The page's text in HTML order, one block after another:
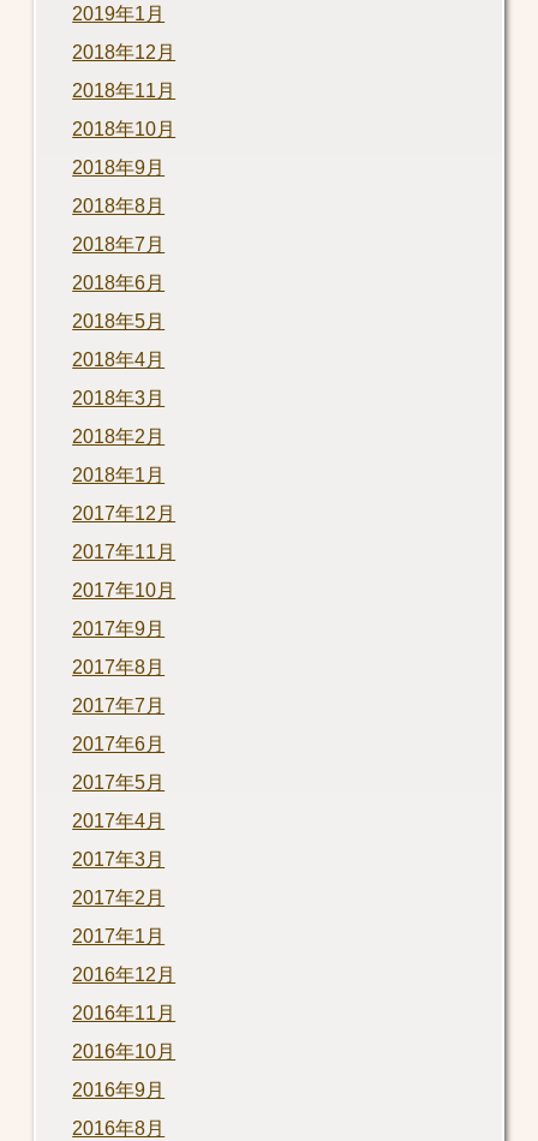
2019年1月
2018年12月
2018年11月
2018年10月
2018年9月
2018年8月
2018年7月
2018年6月
2018年5月
2018年4月
2018年3月
2018年2月
2018年1月
2017年12月
2017年11月
2017年10月
2017年9月
2017年8月
2017年7月
2017年6月
2017年5月
2017年4月
2017年3月
2017年2月
2017年1月
2016年12月
2016年11月
2016年10月
2016年9月
2016年8月